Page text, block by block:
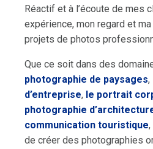
Réactif et à l’écoute de mes
expérience, mon regard et
projets de photos
Que ce soit dans des
photographie de paysages,
d’entreprise, le portrait
photographie
communication touristique
de créer des photographies